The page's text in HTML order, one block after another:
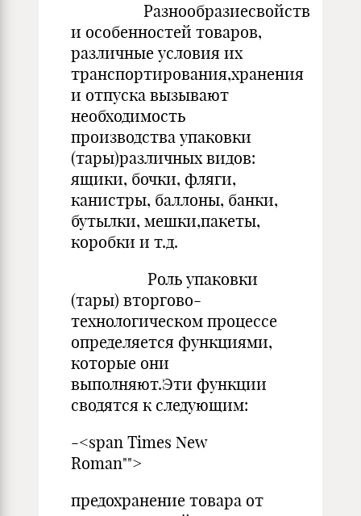
Разнообразиесвойств
и особенностей товаров,
различные условия их
транспортирования,хранения
и отпуска вызывают
необходимость
производства упаковки
(тары)различных видов:
ящики, боч­ки, фляги,
канистры, баллоны, банки,
бутылки, меш­ки,пакеты,
коробки и т.д.
Роль упаковки
(тары) вторгово-
технологическом процессе
определяется функциями,
которые они
выполняют.Эти функции
сводятся к следующим:
-<span Times New
Roman"">
предохранение товара от